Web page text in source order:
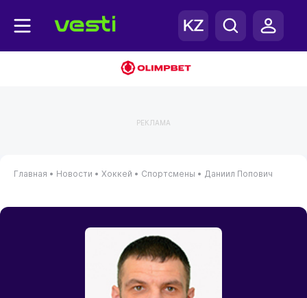
РЕКЛАМА
Главная • Новости • Хоккей • Спортсмены • Даниил Попович